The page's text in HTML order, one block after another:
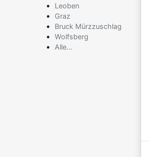
Leoben
Graz
Bruck Mürzzuschlag
Wolfsberg
Alle...